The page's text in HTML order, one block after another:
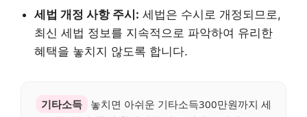
세법 개정 사항 주시: 세법은 수시로 개정되므로,
최신 세법 정보를 지속적으로 파악하여 유리한
혜택을 놓치지 않도록 합니다.
기타소득
놓치면 아쉬운 기타소득300만원까지 세